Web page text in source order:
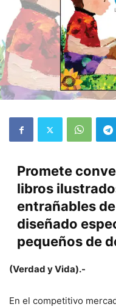
Promete
libros
entrañables
diseñado
pequeños de
(Verdad y Vida).-
En el competitivo